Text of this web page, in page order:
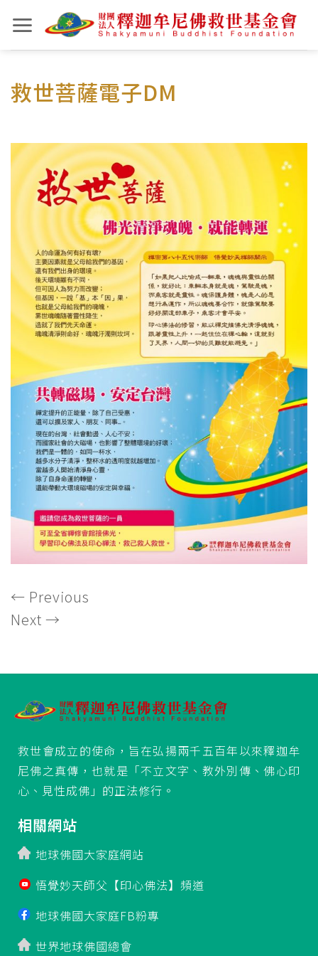
to
content
救世菩薩電子DM
← Previous
Next →
救世會成立的使命，旨在弘揚兩千五百年以來釋迦牟
尼佛之真傳，也就是「不立文字、教外別傳、佛心印
心、見性成佛」的正法修行。
相關網站
地球佛國大家庭網站
悟覺妙天師父【印心佛法】頻道
地球佛國大家庭FB粉專
世界地球佛國總會